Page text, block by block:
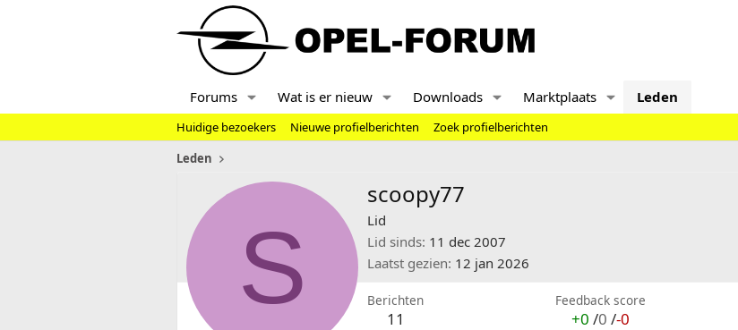
Forums Wat is er nieuw Downloads Marktplaats Leden
Huidige bezoekers Nieuwe profielberichten
Zoek profielberichten
Leden
S
scoopy77
Lid
Lid sinds 11 dec 2007
Laatst gezien 12 jan 2026
Berichten
11
Feedback score
+0 /0 /-0